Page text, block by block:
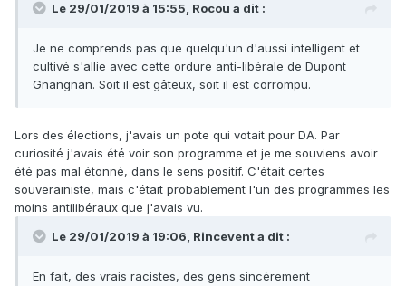
Le 29/01/2019 à 15:55, Rocou a dit :
Je ne comprends pas que quelqu'un d'aussi intelligent et
cultivé s'allie avec cette ordure anti-libérale de Dupont
Gnangnan. Soit il est gâteux, soit il est corrompu.
Lors des élections, j'avais un pote qui votait pour DA. Par
curiosité j'avais été voir son programme et je me souviens avoir
été pas mal étonné, dans le sens positif. C'était certes
souverainiste, mais c'était probablement l'un des programmes les
moins antilibéraux que j'avais vu.
Le 29/01/2019 à 19:06, Rinceventa dit :
En fait, des vrais racistes, des gens sincèrement